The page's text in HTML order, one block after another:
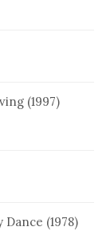
(1997)
(1978)